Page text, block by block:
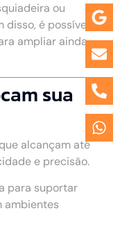
ou
é possível
ampliar ainda
sua
que alcançam até
e precisão.
para suportar
ambientes